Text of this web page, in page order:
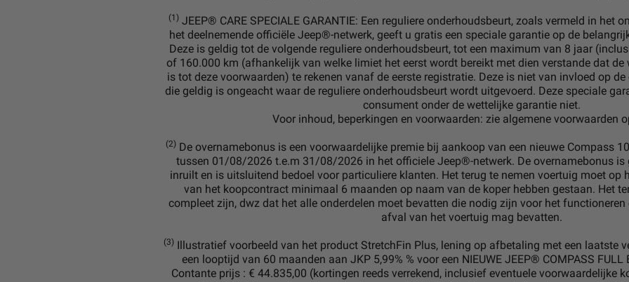
(1) JEEP® CARE SPECIALE GARANTIE: Een reguliere onderhoudsbeurt, zoals vermeld in het
het deelnemende officiële Jeep®-netwerk, geeft u gratis een speciale garantie op de
Deze is geldig tot de volgende reguliere onderhoudsbeurt, tot een maximum van 8 jaar
of 160.000 km (afhankelijk van welke limiet het eerst wordt bereikt met dien verstande dat
is tot deze voorwaarden) te rekenen vanaf de eerste registratie. Deze is niet van invloed op
die geldig is ongeacht waar de reguliere onderhoudsbeurt wordt uitgevoerd. Deze speciale
consument onder de wettelijke garantie niet.
Voor inhoud, beperkingen en voorwaarden: zie algemene voorwaarden
(2) De overnamebonus is een voorwaardelijke premie bij aankoop van een nieuwe Compass
tussen 01/08/2026 t.e.m 31/08/2026 in het officiele Jeep®-netwerk. De overnamebonus is
inruilt en is uitsluitend bedoel voor particuliere klanten. Het terug te nemen voertuig moet op
van het koopcontract minimaal 6 maanden op naam van de koper hebben gestaan. Het
compleet zijn, dwz dat het alle onderdelen moet bevatten die nodig zijn voor het functioneren
afval van het voertuig mag bevatten.
(3)Illustratief voorbeeld van het product StretchFin Plus, lening op afbetaling met een laatste
een looptijd van 60 maanden aan JKP 5,99% % voor een NIEUWE JEEP® COMPASS FULL
Contante prijs : € 44.835,00 (kortingen reeds verrekend, inclusief eventuele voorwaardelijke